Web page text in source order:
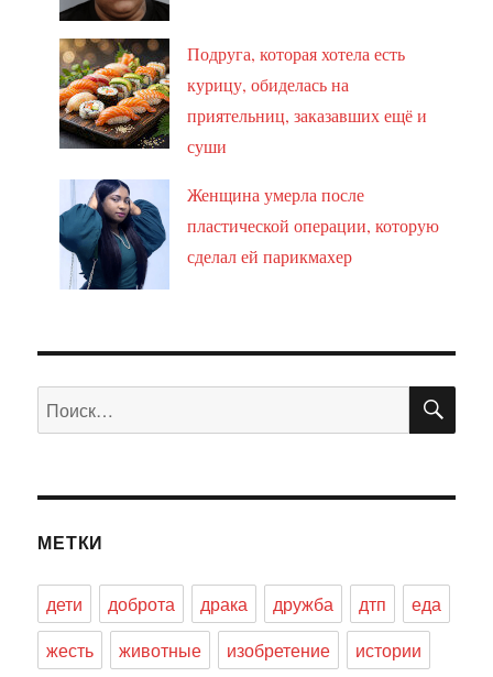
Подруга, которая хотела есть
курицу, обиделась на
приятельниц, заказавших ещё и
суши
Женщина умерла после
пластической операции, которую
сделал ей парикмахер
Искать:
МЕТКИ
дети доброта драка дружба дтп
еда
жесть
животные изобретение истории